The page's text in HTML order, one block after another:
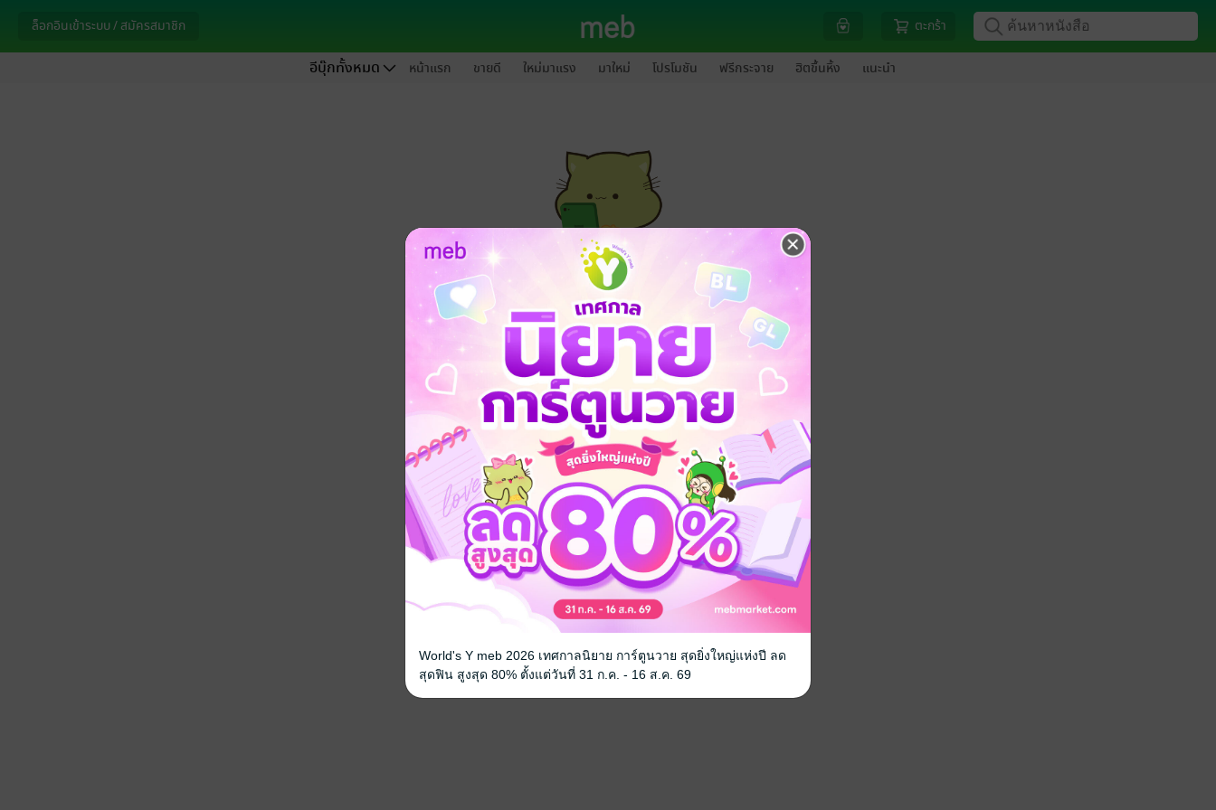
ล็อกอินเข้าระบบ / สมัครสมาชิก ตะกร้า
อีบุ๊กทั้งหมด หน้าแรก ขายดี ใหม่มาแรง มาใหม่ โปรโมชัน ฟรีกระจาย ฮิตขึ้นหิ้ง แนะนำ
กรุณาเข้าสู่ระบบก่อนดำเนินรายการด้วยค่ะ
ล็อกอินเข้าระบบ
World's Y meb 2026 เทศกาลนิยาย การ์ตูนวาย สุดยิ่งใหญ่แห่งปี ลด
สุดฟิน สูงสุด 80% ตั้งแต่วันที่ 31 ก.ค. - 16 ส.ค. 69